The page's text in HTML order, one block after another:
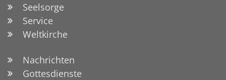
Seelsorge
Service
Weltkirche
Nachrichten
Gottesdienste